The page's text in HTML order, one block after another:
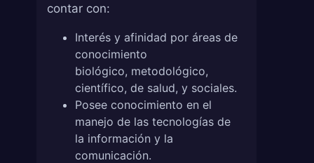
contar con:
Interés y afinidad por áreas de
conocimiento
biológico, metodológico,
científico, de salud, y sociales.
Posee conocimiento en el
manejo de las tecnologías de
la información y la
comunicación.